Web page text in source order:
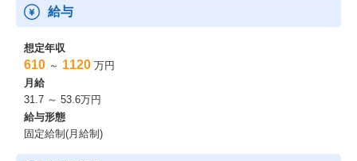
給与
想定年収
610 ～ 1120 万円
月給
31.7 ～ 53.6万円
給与形態
固定給制(月給制)